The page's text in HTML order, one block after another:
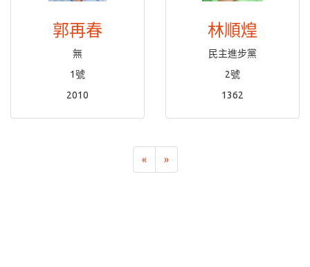
郭再春
無
1號
2010
林順煌
民主進步黨
2號
1362
« »